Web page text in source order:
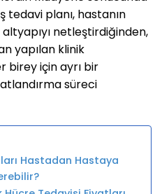
tedavi planı, hastanın
netleştirdiğinden,
yapılan klinik
birey için ayrı bir
süreci
Hastadan Hastaya